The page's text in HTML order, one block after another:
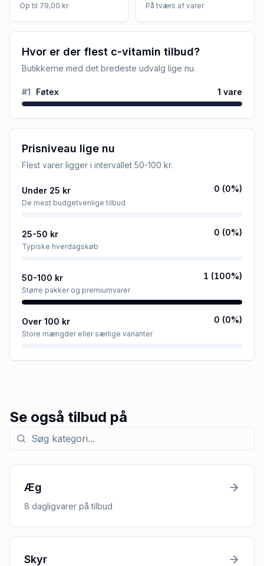
Op til 79,00 kr På tværs af varer
Hvor er der flest c-vitamin tilbud?
Butikkerne med det bredeste udvalg lige nu.
#1 Føtex 1 vare
Prisniveau lige nu
Flest varer ligger i intervallet 50-100 kr.
Under 25 kr
De mest budgetvenlige tilbud
0 (0%)
25-50 kr
Typiske hverdagskøb
0 (0%)
50-100 kr
Større pakker og premiumvarer
1 (100%)
Over 100 kr
Store mængder eller særlige varianter
0 (0%)
Se også tilbud på
Søg efter kategori med tilbud
Æg
8 dagligvarer på tilbud
Skyr